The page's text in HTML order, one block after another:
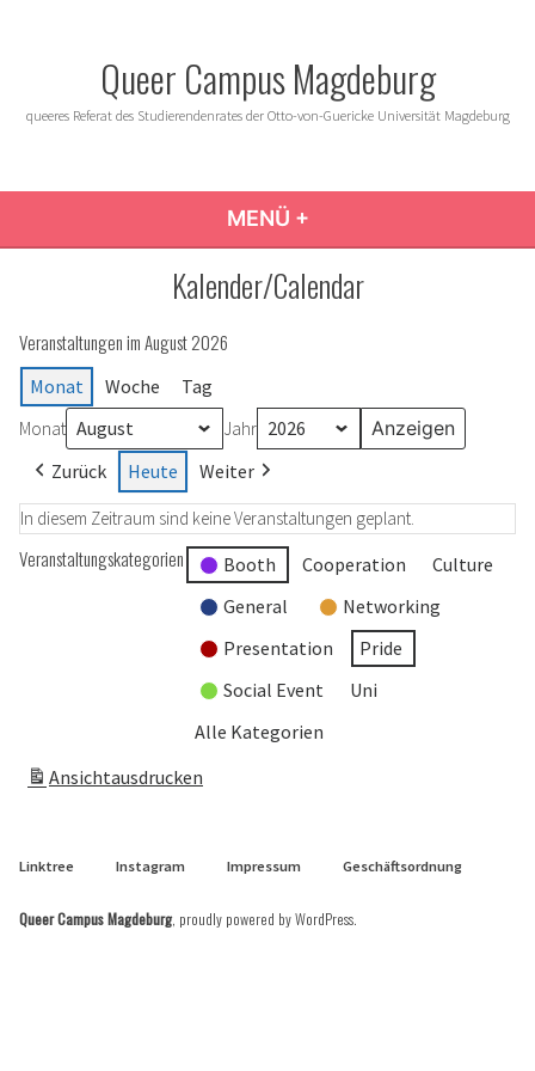
Queer Campus Magdeburg
queeres Referat des Studierendenrates der Otto-von-Guericke Universität Magdeburg
MENÜ +
Kalender/Calendar
Veranstaltungen im August 2026
Monat Woche Tag
Monat Jahr
Zurück Heute Weiter
In diesem Zeitraum sind keine Veranstaltungen geplant.
Veranstaltungskategorien Booth Cooperation
Culture
General
Networking
Presentation
Pride
Social Event
Uni
Alle Kategorien
Ansichtausdrucken
Linktree Instagram Impressum Geschäftsordnung
Queer Campus Magdeburg, proudly powered by WordPress.